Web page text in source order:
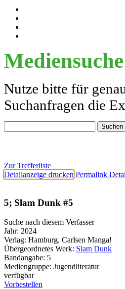
Mediensuche
Nutze bitte für
Suchanfragen die
Zur Trefferliste
Detailanzeige drucken Permalink
5; Slam Dunk #5
Suche nach diesem Verfasser
Jahr: 2024
Verlag: Hamburg, Carlsen Manga!
Übergeordnetes Werk: Slam Dunk
Bandangabe: 5
Mediengruppe: Jugendliteratur
verfügbar
Vorbestellen